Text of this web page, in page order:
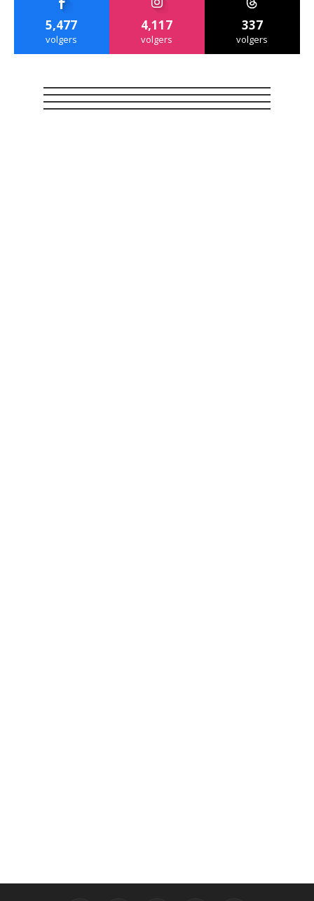
5,477
volgers
4,117
volgers
337
volgers